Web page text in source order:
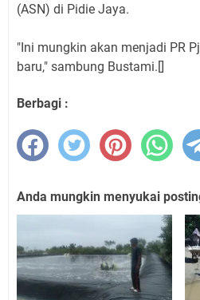
(ASN) di Pidie Jaya.
"Ini mungkin akan menjadi PR
baru," sambung Bustami.[]
Berbagi :
Anda mungkin menyukai